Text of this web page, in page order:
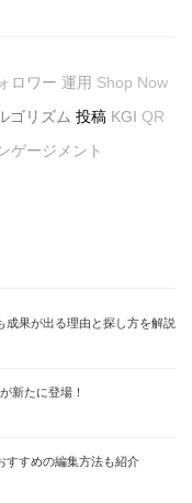
ロワー 運用 Shop Now
ゴリズム 投稿 KGI QR
ゲージメント
成果が出る理由と探し方を解説
新たに登場！
すすめの編集方法も紹介